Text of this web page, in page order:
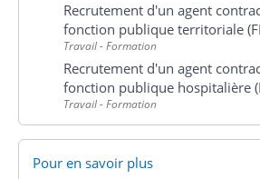
Recrutement d'un agent
fonction publique territoriale
Travail - Formation
Recrutement d'un agent
fonction publique hospitalière
Travail - Formation
Pour en savoir plus